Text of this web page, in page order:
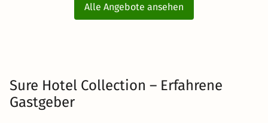
Alle Angebote ansehen
Sure Hotel Collection – Erfahrene
Gastgeber